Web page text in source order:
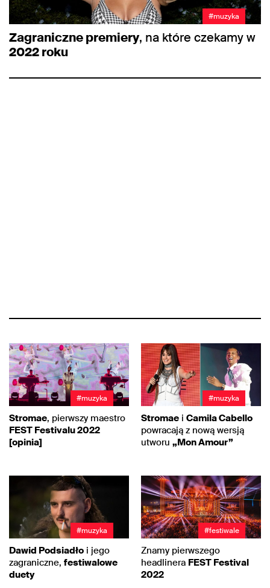
#muzyka
Zagraniczne premiery, na które czekamy w
2022 roku
#muzyka
Stromae, pierwszy maestro
FEST Festivalu 2022
[opinia]
#muzyka
Stromae i Camila Cabello
powracają z nową wersją
utworu „Mon Amour”
#muzyka
Dawid Podsiadło i jego
zagraniczne, festiwalowe
duety
#festiwale
Znamy pierwszego
headlinera FEST Festival
2022